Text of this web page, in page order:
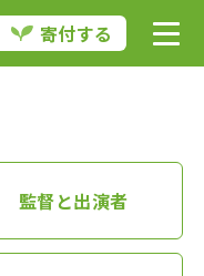
寄付する
監督と出演者